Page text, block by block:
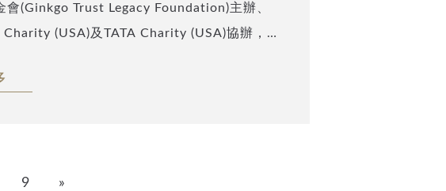
會(Ginkgo Trust Legacy Foundation)主辦、
(USA)及TATA Charity (USA)協辦，邀
(CTFA)呂嘉昕(Max Lu)以及美國律師劉靜璇
9 »